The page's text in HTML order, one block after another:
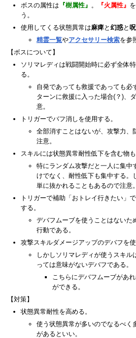
ボスの属性は 『樹属性』 。 『火属性』
う。
使用してくる状態異常は麻痺と 幻惑と
精霊一覧やアクセサリー検索を参
【ボスについて】
ソリマレディは戦闘開始時に必ず全体
る。
自発であっても救援であっても必
ターンに救援に入った場合(？)、
意。
トリガーでバフ消しを使用する。
全部消すことはないが、攻撃力、
注意。
スキルには状態異常耐性低下を含む物も
特にランダム攻撃だと一人に集中
けでなく、耐性低下も集中する。
単に抜かれることもあるので注意。
トリガーで補助「おトレイ行きたい」で
する。
デバフムーブを使うことはないた
行動である。
攻撃スキルダメージアップのデバフを使
しかしソリマレディが使うスキル
っては意味がないデバフである。
こちらにデバフムーブがあ
ができる。
【対策】
状態異常耐性を高める。
使う状態異常が多いのでなるべく
があるといい。